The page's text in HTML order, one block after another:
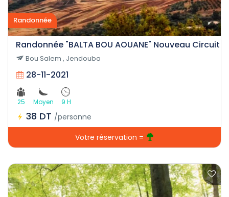
Randonnée
Randonnée "BALTA BOU AOUANE" Nouveau Circuit
Bou Salem , Jendouba
28-11-2021
25 Moyen 9 H
38 DT /personne
Votre réservation =